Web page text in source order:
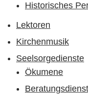
Historisches
Lektoren
Kirchenmusik
Seelsorgedienste
Ökumene